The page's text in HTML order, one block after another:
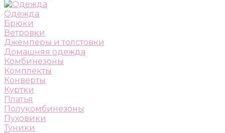
Одежда
Брюки
Ветровки
Джемперы и толстовки
Домашняя одежда
Комбинезоны
Комплекты
Конверты
Куртки
Платья
Полукомбинезоны
Пуховики
Туники